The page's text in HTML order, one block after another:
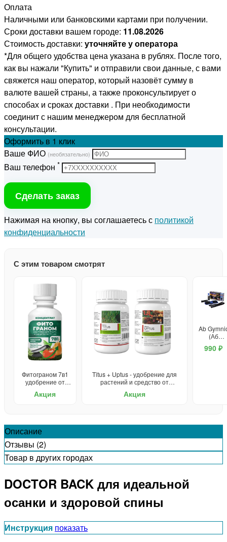
Оплата
Наличными или банковскими картами при получении.
Сроки доставки вашем городе: 11.08.2026
Стоимость доставки: уточняйте у оператора
*Для общего удобства цена указана в рублях. После того,
как вы нажали "Купить" и отправили свои данные, с вами
свяжется наш оператор, который назовёт сумму в
валюте вашей страны, а также проконсультирует о
способах и сроках доставки . При необходимости
соединит с нашим менеджером для бесплатной
консультации.
Оформить в 1 клик
Ваше ФИО (необязательно)
Ваш телефон *
Сделать заказ
Нажимая на кнопку, вы соглашаетесь с политикой
конфиденциальности
С этим товаром смотрят
Фитограном 7в1
удобрение от
Акция
Titus + Uptus - удобрение для
растений и средство от
Акция
Ab
(Аб
пояс для
990 ₽
Описание
Отзывы (2)
Товар в других городах
DOCTOR BACK для идеальной
осанки и здоровой спины
Инструкция показать